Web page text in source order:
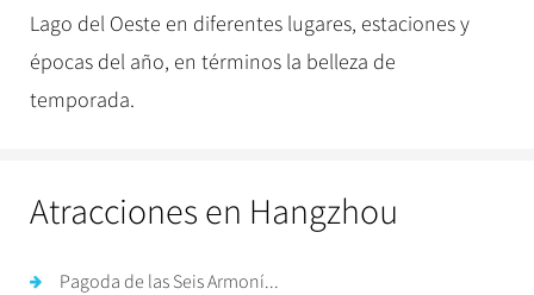
Lago del Oeste en diferentes lugares, estaciones y
épocas del año, en términos la belleza de
temporada.
Atracciones en Hangzhou
Pagoda de las Seis Armoní...